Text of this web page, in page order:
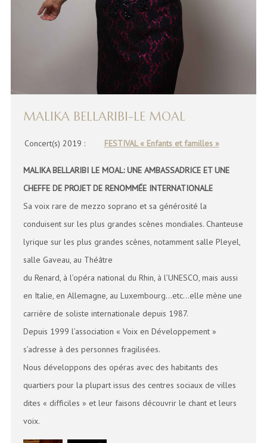
MALIKA BELLARIBI-LE MOAL
Concert(s) 2019 : FESTIVAL « Enfants et familles »
MALIKA BELLARIBI LE MOAL: UNE AMBASSADRICE ET UNE
CHEFFE DE PROJET DE RENOMMÉE INTERNATIONALE
Sa voix rare de mezzo soprano et sa générosité la
conduisent sur les plus grandes scènes mondiales. Chanteuse
lyrique sur les plus grandes scènes, notamment salle Pleyel,
salle Gaveau, au Théâtre
du Renard, à l’opéra national du Rhin, à l’UNESCO, mais aussi
en Italie, en Allemagne, au Luxembourg…etc…elle mène une
carrière de soliste internationale depuis 1987.
Depuis 1999 l’association « Voix en Développement »
s’adresse à des personnes fragilisées.
Nous développons des opéras avec des habitants des
quartiers pour la plupart issus des centres sociaux de villes
dites « difficiles » et leur faisons découvrir le chant et leurs
voix.